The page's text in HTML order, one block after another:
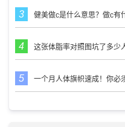
健美做c是什么意思？做c有
这张体脂率对照图坑了多少
一个月人体旗帜速成！你必